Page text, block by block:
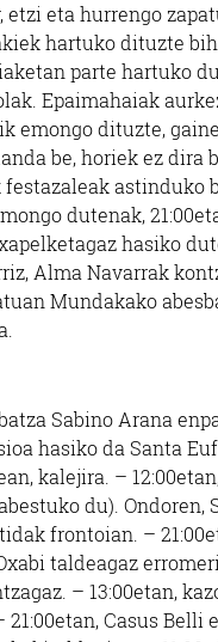
eta hurrengo
hartuko dituzte
parte hartuko
Epaimahaiak
dituzte,
be, horiek ez
dutenak,
hasiko
Alma Navarrak
Mundakako
Sabino Arana
hasiko da Santa
kalejira. –
du).
frontoian. –
taldeagaz
– 13:00etan,
21:00etan, Casus